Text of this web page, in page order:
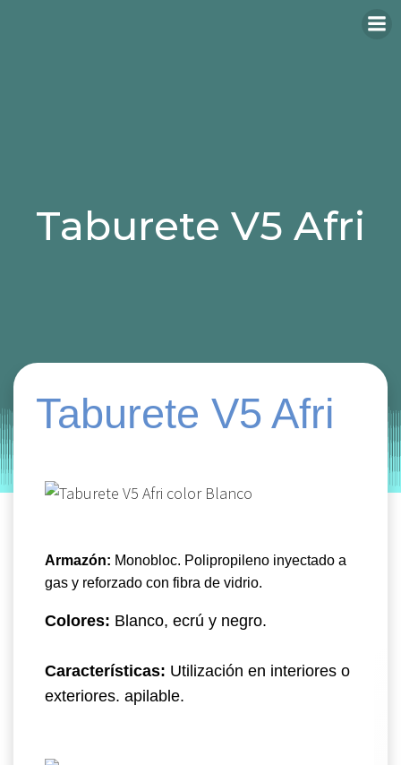
Taburete V5 Afri
Entorno | enero 16, 2020
Taburete V5 Afri
Armazón: Monobloc. Polipropileno inyectado a
gas y reforzado con fibra de vidrio.
Colores: Blanco, ecrú y negro.
Características: Utilización en interiores o
exteriores. apilable.